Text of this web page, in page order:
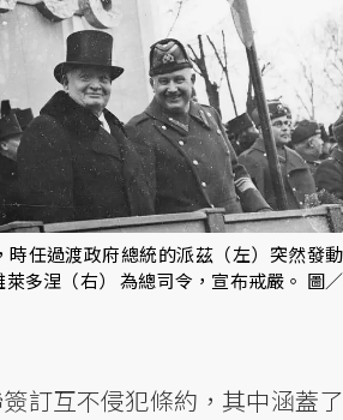
時任過渡政府總統的派茲（左）突然發動
多涅（右） 為總司令，宣布戒嚴。 圖／
訂互不侵犯條約，其中涵蓋了